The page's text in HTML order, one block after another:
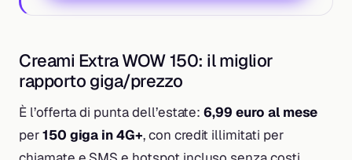
Creami Extra WOW 150: il miglior
rapporto giga/prezzo
È l’offerta di punta dell’estate:6,99 euro al mese
per150 giga in 4G+, con credit illimitati per